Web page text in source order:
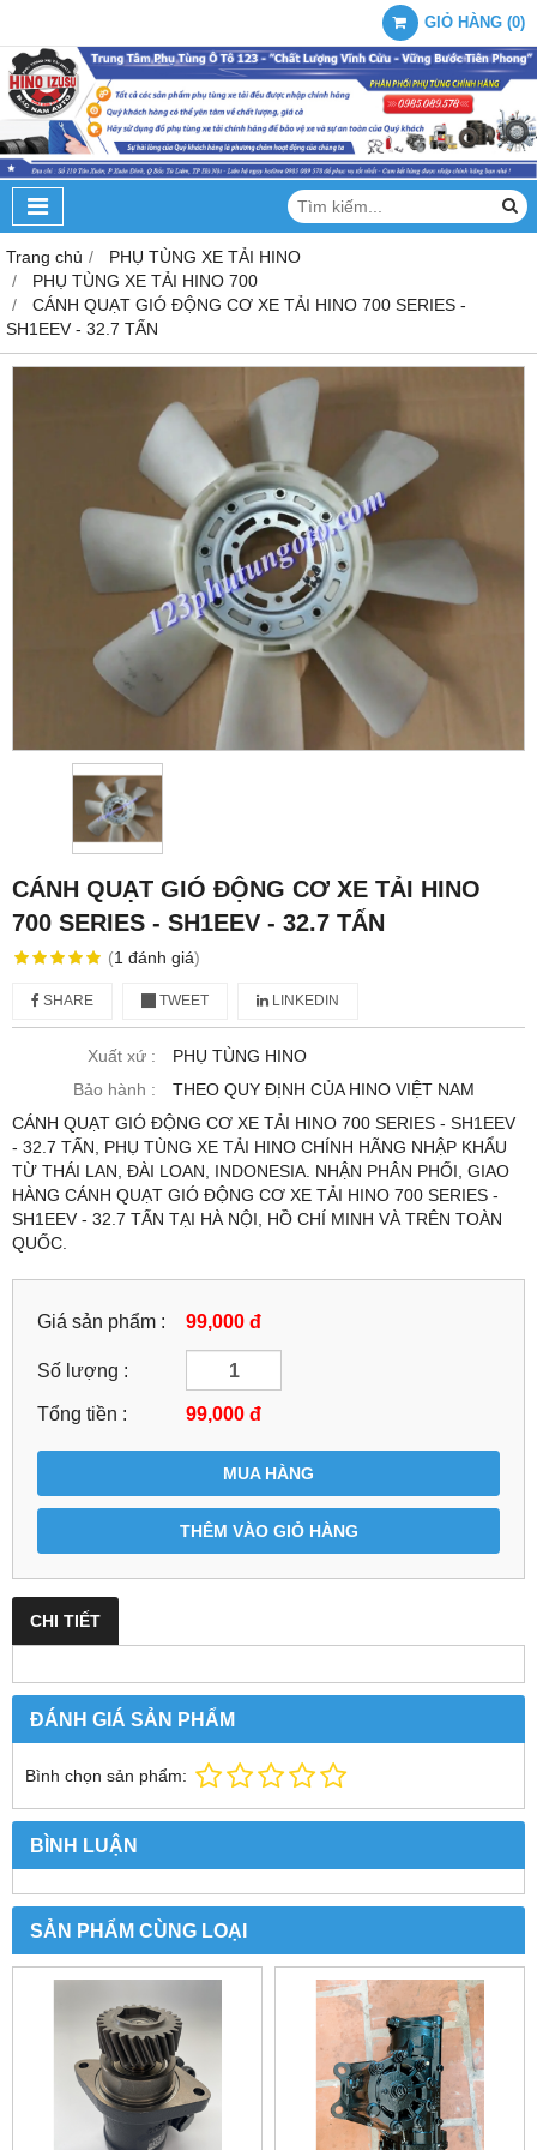
GIỎ HÀNG (0)
Trang chủ
PHỤ TÙNG XE TẢI HINO
PHỤ TÙNG XE TẢI HINO 700
CÁNH QUẠT GIÓ ĐỘNG CƠ XE TẢI HINO 700 SERIES -
SH1EEV - 32.7 TẤN
CÁNH QUẠT GIÓ ĐỘNG CƠ XE TẢI HINO
700 SERIES - SH1EEV - 32.7 TẤN
(1 đánh giá)
SHARE TWEET LINKEDIN
Xuất xứ :
PHỤ TÙNG HINO
Bảo hành :
THEO QUY ĐỊNH CỦA HINO VIỆT NAM
CÁNH QUẠT GIÓ ĐỘNG CƠ XE TẢI HINO 700 SERIES - SH1EEV
- 32.7 TẤN, PHỤ TÙNG XE TẢI HINO CHÍNH HÃNG NHẬP KHẨU
TỪ THÁI LAN, ĐÀI LOAN, INDONESIA. NHẬN PHÂN PHỐI, GIAO
HÀNG CÁNH QUẠT GIÓ ĐỘNG CƠ XE TẢI HINO 700 SERIES -
SH1EEV - 32.7 TẤN TẠI HÀ NỘI, HỒ CHÍ MINH VÀ TRÊN TOÀN
QUỐC.
Giá sản phẩm : 99,000 đ
Số lượng :
Tổng tiền : 99,000 đ
MUA HÀNG
THÊM VÀO GIỎ HÀNG
CHI TIẾT
ĐÁNH GIÁ SẢN PHẨM
Bình chọn sản phẩm:
BÌNH LUẬN
SẢN PHẨM CÙNG LOẠI